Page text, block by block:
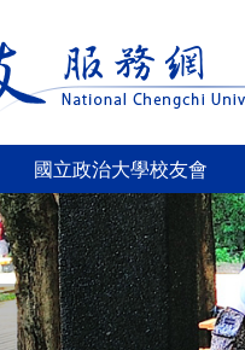
國立政治大學校友會